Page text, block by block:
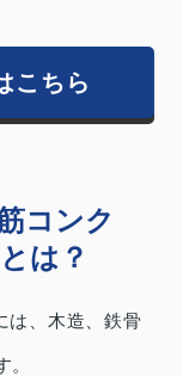
こちら
コンク
は？
は、木造、鉄骨